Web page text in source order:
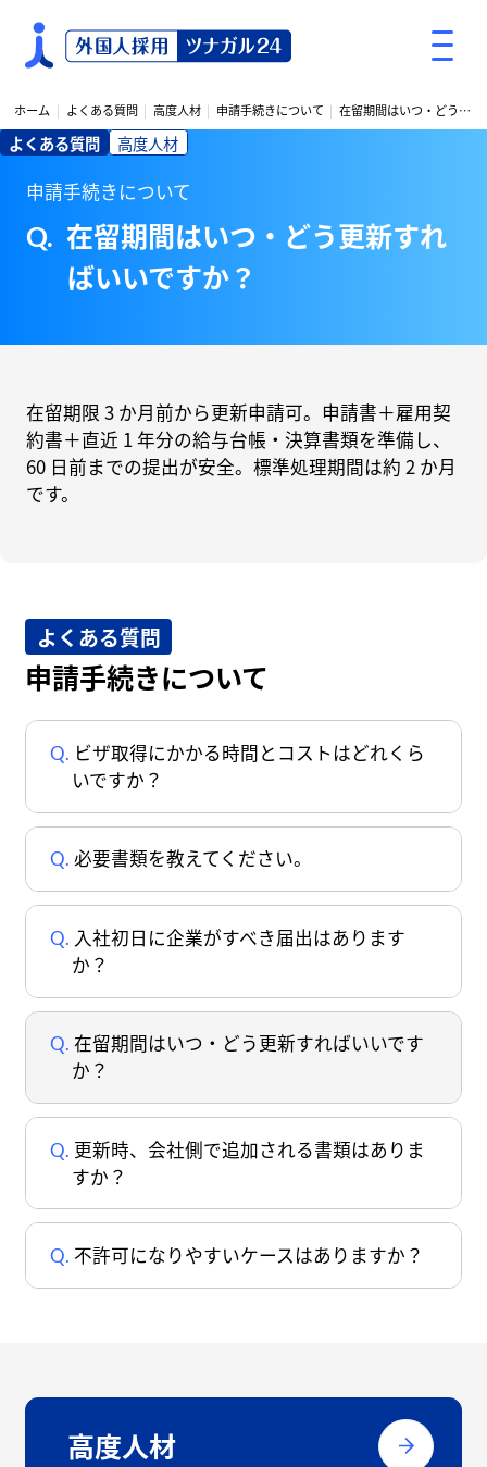
o
t
ホーム よくある質問 高度人材 申請手続きについて 在留期間はいつ・どう更新すればいいですか？
よくある質問 高度人材
申請手続きについて
在留期間はいつ・どう更新すれ
ばいいですか？
在留期限 3 か月前から更新申請可。申請書＋雇用契
約書＋直近 1 年分の給与台帳・決算書類を準備し、
60 日前までの提出が安全。標準処理期間は約 2 か月
です。
よくある質問
申請手続きについて
ビザ取得にかかる時間とコストはどれくら
いですか？
必要書類を教えてください。
入社初日に企業がすべき届出はあります
か？
在留期間はいつ・どう更新すればいいです
か？
更新時、会社側で追加される書類はありま
すか？
不許可になりやすいケースはありますか？
高度人材